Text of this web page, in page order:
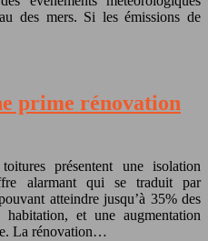
des mers. Si les émissions de
prime rénovation
présentent une isolation
alarmant qui se traduit par
atteindre jusqu’à 35% des
habitation, et une augmentation
La rénovation…